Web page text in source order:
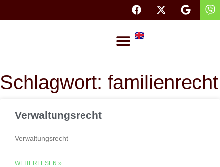
Schlagwort: familienrecht
Verwaltungsrecht
Verwaltungsrecht
WEITERLESEN »